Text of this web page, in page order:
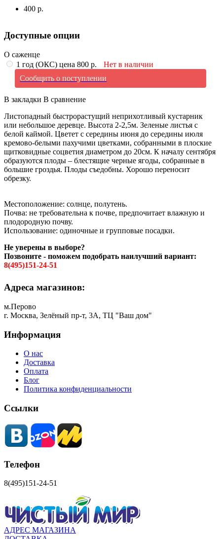
400 р.
Доступные опции
О саженце
1 год (ОКС) цена 800 р.
Нет в наличии
Сообщить о поступлении
В закладки В сравнение
Листопадный быстрорастущий неприхотливый кустарник
или небольшое деревце. Высота 2-2,5м. Зеленые листья с
белой каймой. Цветет с середины июня до середины июля
кремово-белыми пахучими цветками, собранными в плоские
щитковидные соцветия диаметром до 20см. К началу сентября
образуются плоды – блестящие черные ягоды, собранные в
большие гроздья. Плоды съедобны. Хорошо переносит
обрезку.
Местоположение: солнце, полутень.
Почва: не требовательна к почве, предпочитает влажную и
плодородную почву.
Использование: одиночные и групповые посадки.
Не уверены в выборе?
Позвоните - поможем подобрать наилучший вариант:
8(495)151-24-51
Адреса магазинов:
м.Перово
г. Москва, Зелёный пр-т, 3А, ТЦ "Ваш дом"
Информация
О нас
Доставка
Оплата
Блог
Политика конфиденциальности
Ссылки
Телефон
8(495)151-24-51
АДРЕС МАГАЗИНА